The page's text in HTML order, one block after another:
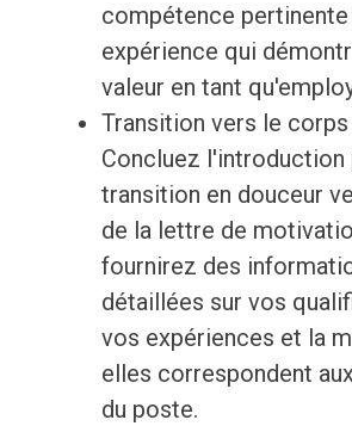
compétence pertinente
expérience qui
valeur en tant
Transition vers le
Concluez l'introduction
transition en douceur
de la lettre de
fournirez des
détaillées sur vos
vos expériences et la
elles correspondent
du poste.